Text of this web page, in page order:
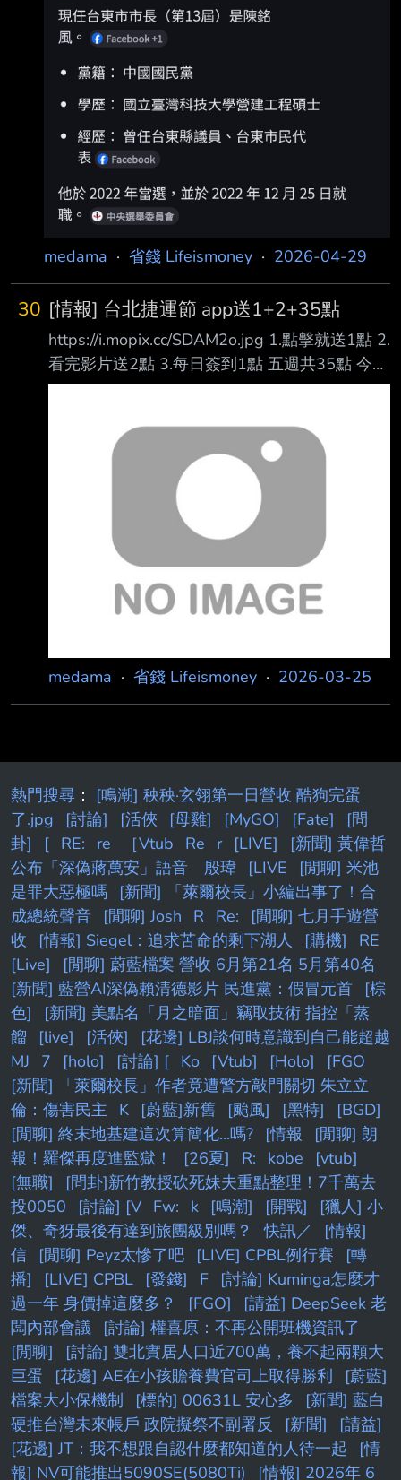
惠」，並提前完成「我要參加-連續 5 晚自由
行」所 需資料。 2. 查看資格：若您尚未使用過
折抵，頁面將顯示可使用之2,500元／房折抵。
3. 入住核對：入住現場出示本人「手機畫面＋身
分證明文件」，
medama · 省錢 Lifeismoney · 2026-04-29
30 [情報] 台北捷運節 app送1+2+35點
https://i.mopix.cc/SDAM2o.jpg 1.點擊就送1點 2.
看完影片送2點 3.每日簽到1點 五週共35點 今天
開始簽 不要錯過 --
medama · 省錢 Lifeismoney · 2026-03-25
熱門搜尋 ： [鳴潮] 秧秧·玄翎第一日營收 酷狗完蛋
了.jpg
[討論] [活俠 [母雞] [MyGO] [Fate]
[問
卦]
[ RE: re ［Vtub Re r [LIVE]
[新聞] 黃偉哲
公布「深偽蔣萬安」語音 殷瑋
[LIVE
[閒聊] 米池
是罪大惡極嗎
[新聞] 「萊爾校長」小編出事了！合
成總統聲音
[閒聊] Josh R Re:
[閒聊] 七月手遊營
收
[情報] Siegel：追求苦命的剩下湖人 [購機]
RE
[Live]
[閒聊] 蔚藍檔案 營收 6月第21名 5月第40名
[新聞] 藍營AI深偽賴清德影片 民進黨：假冒元首
[棕
色]
[新聞] 美點名「月之暗面」竊取技術 指控「蒸
餾
[live] [活俠]
[花邊] LBJ談何時意識到自己能超越
MJ
7 [holo] [討論] [ Ko [Vtub] [Holo]
[FGO
[新聞] 「萊爾校長」作者竟遭警方敲門關切 朱立立
倫：傷害民主
K [蔚藍]新舊 [颱風] [黑特]
[BGD]
[閒聊] 終末地基建這次算簡化...嗎?
[情報
[閒聊] 朗
報！羅傑再度進監獄！
[26夏] R: kobe
[vtub]
[無職]
[問卦]新竹教授砍死妹夫重點整理！7千萬去
投0050
[討論] [V Fw: k [鳴潮] [開戰]
[獵人] 小
傑、奇犽最後有達到旅團級別嗎？
快訊／
[情報]
信
[閒聊] Peyz太慘了吧 [LIVE] CPBL例行賽
[轉
播]
[LIVE] CPBL [發錢] F
[討論] Kuminga怎麼才
過一年 身價掉這麼多？
[FGO]
[請益] DeepSeek 老
闆內部會議
[討論] 權喜原：不再公開班機資訊了
[閒聊]
[討論] 雙北實居人口近700萬，養不起兩顆大
巨蛋
[花邊] AE在小孩贍養費官司上取得勝利
[蔚藍]
檔案大小保機制
[標的] 00631L 安心多
[新聞] 藍白
硬推台灣未來帳戶 政院擬祭不副署反
[新聞]
[請益]
[花邊] JT：我不想跟自認什麼都知道的人待一起
[情
報] NV可能推出5090SE(5080Ti)
[情報] 2026年 6